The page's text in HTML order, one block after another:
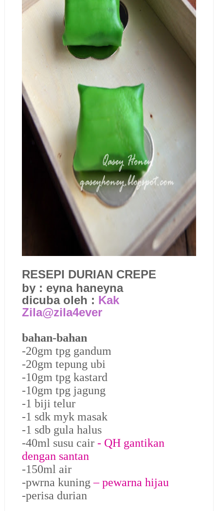
RESEPI DURIAN CREPE
by : eyna haneyna
dicuba oleh : Kak
Zila@zila4ever
bahan-bahan
-20gm tpg gandum
-20gm tepung ubi
-10gm tpg kastard
-10gm tpg jagung
-1 biji telur
-1 sdk myk masak
-1 sdb gula halus
-40ml susu cair - QH gantikan
dengan santan
-150ml air
-pwrna kuning– pewarna hijau
-perisa durian